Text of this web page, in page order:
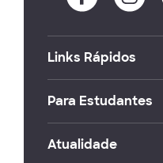
Links Rápidos
Para Estudantes
Atualidade